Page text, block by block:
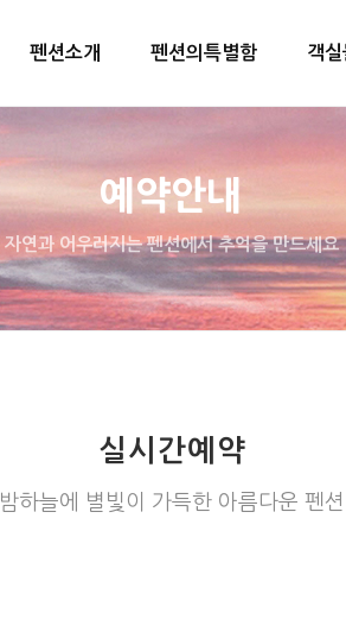
펜션소개 펜션의특별함 객실
예약안내
자연과 어우러지는 펜션에서 추억을 만드세요
실시간예약
밤하늘에 별빛이 가득한 아름다운 펜션